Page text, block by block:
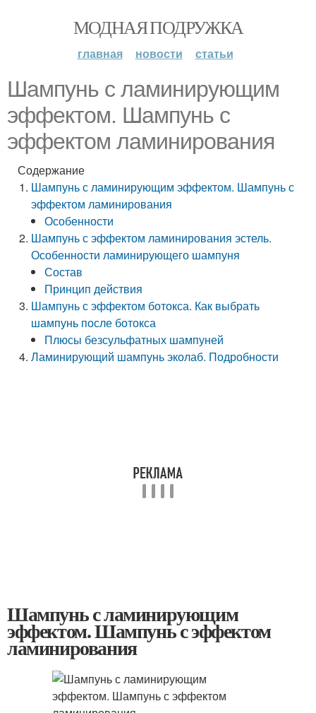
МОДНАЯ ПОДРУЖКА
главная новости статьи
Шампунь с ламинирующим
эффектом. Шампунь с
эффектом ламинирования
Содержание
Шампунь с ламинирующим эффектом. Шампунь с
эффектом ламинирования
Особенности
Шампунь с эффектом ламинирования эстель.
Особенности ламинирующего шампуня
Состав
Принцип действия
Шампунь с эффектом ботокса. Как выбрать
шампунь после ботокса
Плюсы безсульфатных шампуней
Ламинирующий шампунь эколаб. Подробности
Шампунь с ламинирующим
эффектом. Шампунь с эффектом
ламинирования